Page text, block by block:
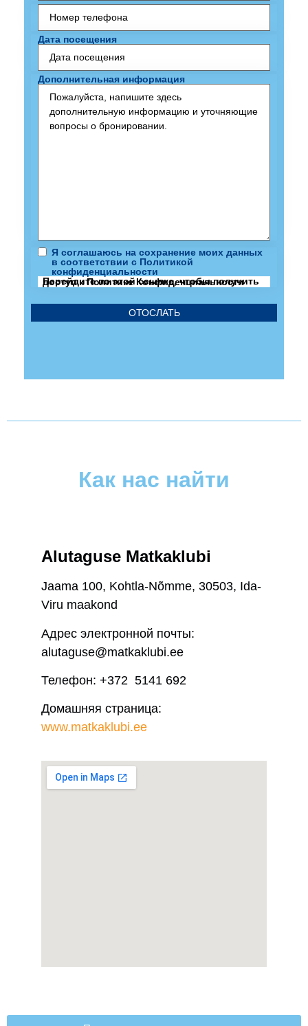
Номер
телефона(обязательно)
Дата посещения
Дополнительная информация
Я соглашаюсь на сохранение моих данных
в соответствии с Политикой
конфиденциальности
Перейдите по этой ссылке, чтобы получить доступ к Политике Конфиденциальности
Как нас найти
Alutaguse Matkaklubi
Jaama 100, Kohtla-Nõmme, 30503, Ida-
Viru maakond
Адрес электронной почты:
alutaguse@matkaklubi.ee
Телефон: +372 5141 692
Домашняя страница:
www.matkaklubi.ee